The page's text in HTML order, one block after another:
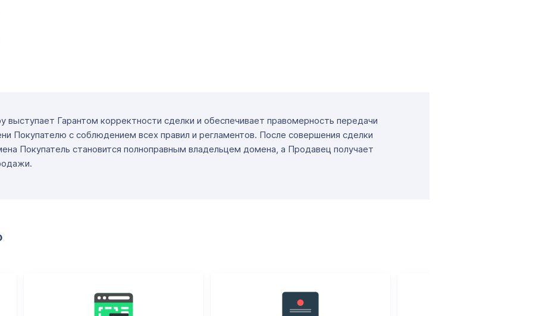
выступает Гарантом корректности сделки и обеспечивает правомерность передачи
Покупателю с соблюдением всех правил и регламентов. После совершения сделки
Покупатель становится полноправным владельцем домена, а Продавец получает